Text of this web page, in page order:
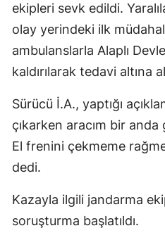
ekipleri sevk edildi.
olay yerindeki ilk
ambulanslarla Alaplı
kaldırılarak tedavi altına
Sürücü İ.A., yaptığı
çıkarken aracım bir anda
El frenini çekmeme
dedi.
Kazayla ilgili jandarma
soruşturma başlatıldı.